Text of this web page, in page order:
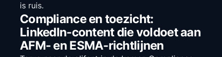
is ruis.
Compliance en toezicht:
LinkedIn-content die voldoet aan
AFM- en ESMA-richtlijnen